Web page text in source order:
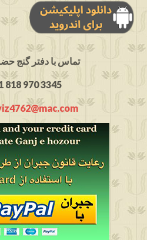
: تماس با دفتر گنج
818 970 3345